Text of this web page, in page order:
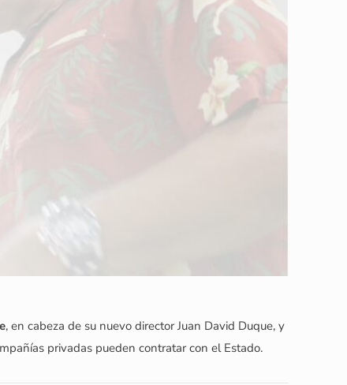
, en cabeza de su nuevo director Juan David Duque, y
privadas pueden contratar con el Estado.